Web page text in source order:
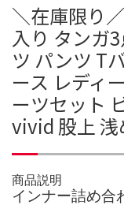
＼在庫限り
入り タンガ
ツ パンツ T
ース レディ
ーツセット
vivid 股上 浅
商品説明
インナー詰め合